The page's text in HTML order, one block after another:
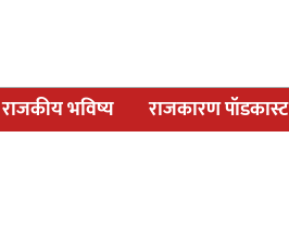
राजकीय भविष्य राजकारण पॉडकास्ट